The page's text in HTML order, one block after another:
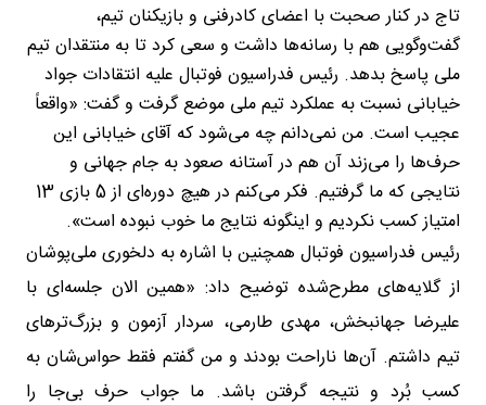
تاج در کنار صحبت با اعضای کادرفنی و بازیکنان تیم،
گفت‌وگویی هم با رسانه‌ها داشت و سعی کرد تا به منتقدان تیم
ملی پاسخ بدهد. رئیس فدراسیون فوتبال علیه انتقادات جواد
خیابانی نسبت به عملکرد تیم ملی موضع گرفت و گفت: «واقعاً
عجیب است. من نمی‌دانم چه می‌شود که آقای خیابانی این
حرف‌ها را می‌زند آن هم در آستانه صعود به جام جهانی و
نتایجی که ما گرفتیم. فکر می‌کنم در هیچ دوره‌ای از 5 بازی 13
امتیاز کسب نکردیم و اینگونه نتایج ما خوب نبوده است».
رئیس فدراسیون فوتبال همچنین با اشاره به دلخوری ملی‌پوشان
از گلایه‌های مطرح‌شده توضیح داد: «همین الان جلسه‌ای با
علیرضا جهانبخش، مهدی طارمی، سردار آزمون و بزرگ‌ترهای
تیم داشتم. آن‌ها ناراحت بودند و من گفتم فقط حواس‌شان به
کسب بُرد و نتیجه گرفتن باشد. ما جواب حرف بی‌جا را